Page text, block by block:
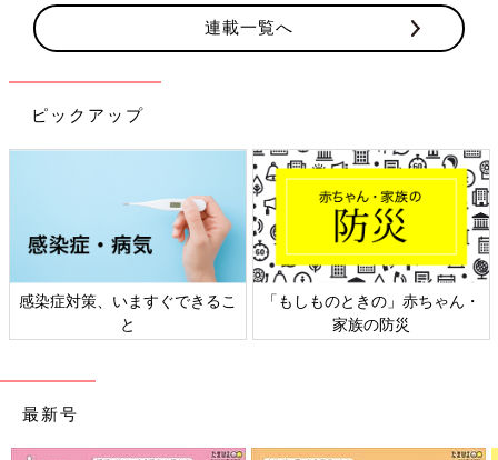
連載一覧へ
ピックアップ
「もしものときの」赤ちゃん・
家族の防災
日本外来小児科学会リーフレ
ト検討会
最新号